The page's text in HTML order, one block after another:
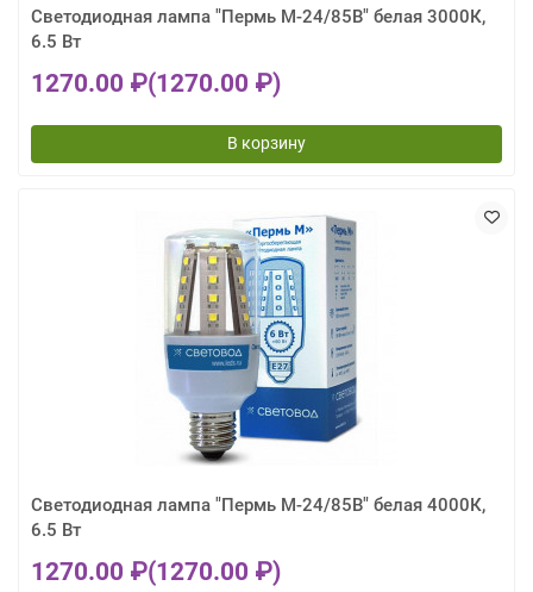
Светодиодная лампа "Пермь М-24/85В" белая 3000К,
6.5 Вт
1270.00 ₽(1270.00 ₽)
В корзину
Светодиодная лампа "Пермь М-24/85В" белая 4000К,
6.5 Вт
1270.00 ₽(1270.00 ₽)